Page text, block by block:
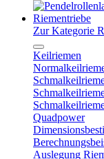
Riementriebe
Zur Kategorie
Keilriemen
Quadpower
Auslegung